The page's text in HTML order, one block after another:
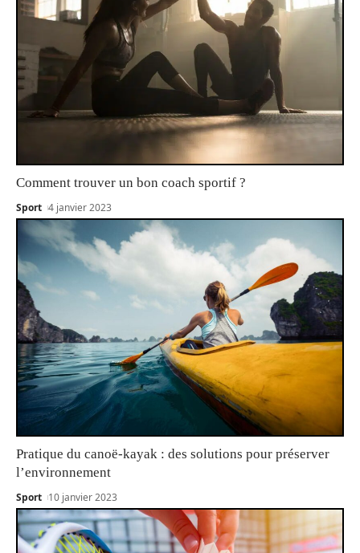
Comment trouver un bon coach sportif ?
Sport 4 janvier 2023
Pratique du canoë-kayak : des solutions pour préserver
l’environnement
Sport 10 janvier 2023